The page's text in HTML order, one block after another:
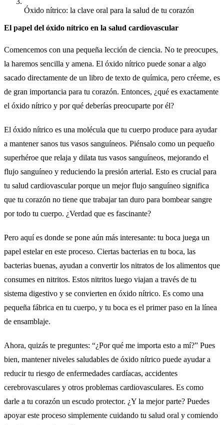
Óxido nítrico: la clave oral para la salud de tu corazón
El papel del óxido nítrico en la salud cardiovascular
Comencemos con una pequeña lección de ciencia. No te preocupes,
la haremos sencilla y amena. El óxido nítrico puede sonar a algo
sacado directamente de un libro de texto de química, pero créeme, es
de gran importancia para tu corazón. Entonces, ¿qué es exactamente
el óxido nítrico y por qué deberías preocuparte por él?
El óxido nítrico es una molécula que tu cuerpo produce para ayudar
a mantener sanos tus vasos sanguíneos. Piénsalo como un pequeño
superhéroe que relaja y dilata tus vasos sanguíneos, mejorando el
flujo sanguíneo y reduciendo la presión arterial. Esto es crucial para
tu salud cardiovascular porque un mejor flujo sanguíneo significa
que tu corazón no tiene que trabajar tan duro para bombear sangre
por todo tu cuerpo. ¿Verdad que es fascinante?
Pero aquí es donde se pone aún más interesante: tu boca juega un
papel estelar en este proceso. Ciertas bacterias en tu boca, las
bacterias buenas, ayudan a convertir los nitratos de los alimentos que
consumes en nitritos. Estos nitritos luego viajan a través de tu
sistema digestivo y se convierten en óxido nítrico. Es como una
pequeña fábrica en tu cuerpo, y tu boca es el primer paso en la línea
de ensamblaje.
Ahora, quizás te preguntes: “¿Por qué me importa esto a mí?” Pues
bien, mantener niveles saludables de óxido nítrico puede ayudar a
reducir tu riesgo de enfermedades cardíacas, accidentes
cerebrovasculares y otros problemas cardiovasculares. Es como
darle a tu corazón un escudo protector. ¿Y la mejor parte? Puedes
apoyar este proceso simplemente cuidando tu salud oral y comiendo